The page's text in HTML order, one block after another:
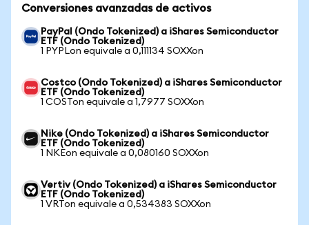
Conversiones avanzadas de activos
PayPal (Ondo Tokenized) a iShares Semiconductor
ETF (Ondo Tokenized)
1 PYPLon equivale a 0,111134 SOXXon
Costco (Ondo Tokenized) a iShares Semiconductor
ETF (Ondo Tokenized)
1 COSTon equivale a 1,7977 SOXXon
Nike (Ondo Tokenized) a iShares Semiconductor
ETF (Ondo Tokenized)
1 NKEon equivale a 0,080160 SOXXon
Vertiv (Ondo Tokenized) a iShares Semiconductor
ETF (Ondo Tokenized)
1 VRTon equivale a 0,534383 SOXXon